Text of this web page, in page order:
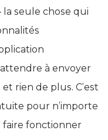
seule chose qui
à envoyer
rien de plus. C’est
pour n’importe
faire fonctionner